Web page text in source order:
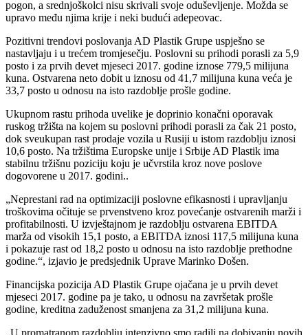
pogon, a srednjoškolci nisu skrivali svoje oduševljenje. Možda se
upravo među njima krije i neki budući adepeovac.
Pozitivni trendovi poslovanja AD Plastik Grupe uspješno se
nastavljaju i u trećem tromjesečju. Poslovni su prihodi porasli za 5,9
posto i za prvih devet mjeseci 2017. godine iznose 779,5 milijuna
kuna. Ostvarena neto dobit u iznosu od 41,7 milijuna kuna veća je
33,7 posto u odnosu na isto razdoblje prošle godine.
Ukupnom rastu prihoda uvelike je doprinio konačni oporavak
ruskog tržišta na kojem su poslovni prihodi porasli za čak 21 posto,
dok sveukupan rast prodaje vozila u Rusiji u istom razdoblju iznosi
10,6 posto. Na tržištima Europske unije i Srbije AD Plastik ima
stabilnu tržišnu poziciju koju je učvrstila kroz nove poslove
dogovorene u 2017. godini..
„Neprestani rad na optimizaciji poslovne efikasnosti i upravljanju
troškovima očituje se prvenstveno kroz povećanje ostvarenih marži i
profitabilnosti. U izvještajnom je razdoblju ostvarena EBITDA
marža od visokih 15,1 posto, a EBITDA iznosi 117,5 milijuna kuna
i pokazuje rast od 18,2 posto u odnosu na isto razdoblje prethodne
godine.“, izjavio je predsjednik Uprave Marinko Došen.
Financijska pozicija AD Plastik Grupe ojačana je u prvih devet
mjeseci 2017. godine pa je tako, u odnosu na završetak prošle
godine, kreditna zaduženost smanjena za 31,2 milijuna kuna.
„U promatranom razdoblju intenzivno smo radili na dobivanju novih